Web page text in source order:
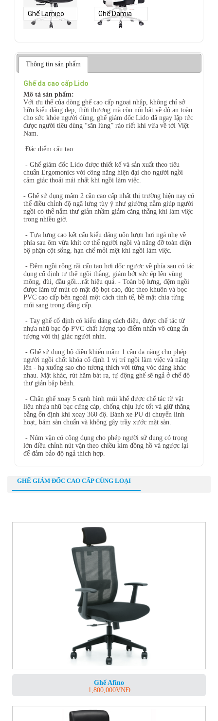
Ghế Lamico Ghế Damia
Thông tin sản phẩm
Ghế da cao cấp Lido
Mô tả sản phẩm:
Với ưu thế của dòng ghế cao cấp ngoại nhập, không chỉ sở
hữu kiểu dáng đẹp, thời thượng mà còn nổi bật về độ an toàn
cho sức khỏe người dùng, ghế giám đốc Lido đã ngay lập tức
được người tiêu dùng “săn lùng” ráo riết khi vừa về tới Việt
Nam.
Đặc điểm cấu tạo:
- Ghế giám đốc Lido được thiết kế và sản xuất theo tiêu
chuẩn Ergomonics với công năng hiện đại cho người ngồi
cảm giác thoải mái nhất khi ngồi làm việc.
- Ghế sử dụng mâm 2 cần cao cấp nhất thị trường hiện nay có
thể điều chỉnh độ ngã lưng tùy ý như giường nằm giúp người
ngồi có thể nằm thư giản nhầm giảm căng thẳng khi làm việc
trong nhiều giờ.
- Tựa lưng cao kết cấu kiểu dáng uốn lượn hơi ngả nhẹ về
phía sau ôm vừa khít cơ thể người ngồi và nâng đỡ toàn diện
bộ phận cột sống, hạn chế mỏi mệt khi ngồi làm việc.
- Đệm ngồi rộng rãi cấu tạo hơi dốc ngược về phía sau có tác
dụng cố định tư thế ngồi thẳng, giảm bớt sức ép lên vùng
mông, đùi, đầu gối...rất hiệu quả. - Toàn bộ lưng, đệm ngồi
được làm từ mút có mật độ bọt cao, đúc theo khuôn và bọc
PVC cao cấp bên ngoài một cách tinh tế, bề mặt chia từng
múi sang trọng đẳng cấp.
- Tay ghế cố định có kiểu dáng cách điệu, được chế tác từ
nhựa nhũ bạc ốp PVC chất lượng tạo điểm nhấn vô cùng ấn
tượng với thị giác người nhìn.
- Ghế sử dụng bộ điều khiển mâm 1 cần đa năng cho phép
người ngồi chốt khóa cố định 1 vị trí ngồi làm việc và nâng
lên - hạ xuống sao cho tương thích với từng vóc dáng khác
nhau. Mặt khác, rút hãm bát ra, tự động ghế sẽ ngả ở chế độ
thư giản bập bênh.
- Chân ghế xoay 5 cạnh hình múi khế được chế tác từ vật
liệu nhựa nhũ bạc cứng cáp, chống chịu lực tốt và giữ thăng
bằng ổn định khi xoay 360 độ. Bánh xe PU di chuyển linh
hoạt, bám sàn chuẩn và không gây trầy xước mặt sàn.
- Núm vặn có công dụng cho phép người sử dụng có trọng
lớn điều chỉnh nút vặn theo chiều kim đồng hồ và ngược lại
để đảm bảo độ ngả thích hợp.
GHẾ GIÁM ĐỐC CAO CẤP CÙNG LOẠI
Ghế Afino
1,800,000VNĐ